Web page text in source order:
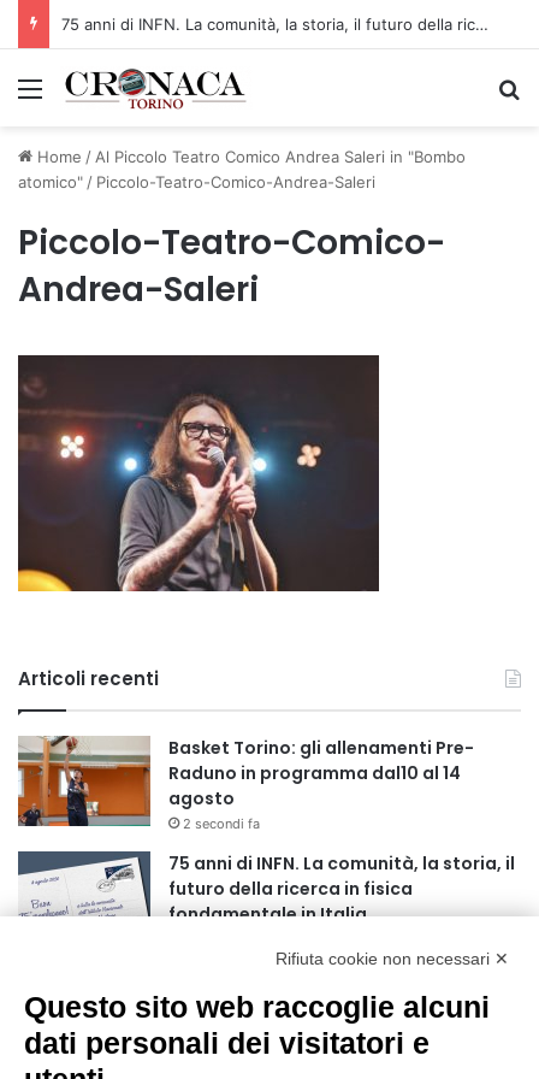
75 anni di INFN. La comunità, la storia, il futuro della ricerca in fisica fondamentale in Italia
Menu
Home /Al Piccolo Teatro Comico Andrea Saleri in "Bombo
atomico"/ Piccolo-Teatro-Comico-Andrea-Saleri
Piccolo-Teatro-Comico-
Andrea-Saleri
Articoli recenti
Basket Torino: gli allenamenti Pre-
Raduno in programma dal10 al 14
agosto
2 secondi fa
75 anni di INFN. La comunità, la storia, il
futuro della ricerca in fisica
fondamentale in Italia
nel pieno della stagione turistica
4 ore fa
Rifiuta cookie non necessari ✕
Questo sito web raccoglie alcuni
dati personali dei visitatori e